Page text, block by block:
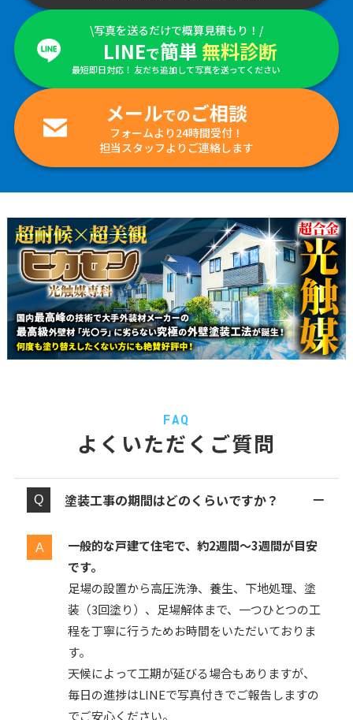
\写真を送るだけで概算見積もり！/
LINEで簡単 無料診断
最短即日対応！ 友だち追加して写真を送ってください
メールでのご相談
フォームより24時間受付！
担当スタッフよりご連絡します
FAQ
よくいただくご質問
塗装工事の期間はどのくらいですか？
一般的な戸建て住宅で、約2週間〜3週間が目安
です。
足場の設置から高圧洗浄、養生、下地処理、塗
装（3回塗り）、足場解体まで、一つひとつの工
程を丁寧に行うためお時間をいただいておりま
す。
天候によって工期が延びる場合もありますが、
毎日の進捗はLINEで写真付きでご報告しますの
でご安心ください。